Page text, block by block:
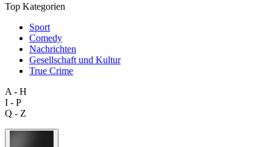
Top Kategorien
Sport
Comedy
Nachrichten
Gesellschaft und Kultur
True Crime
A - H
I - P
Q - Z